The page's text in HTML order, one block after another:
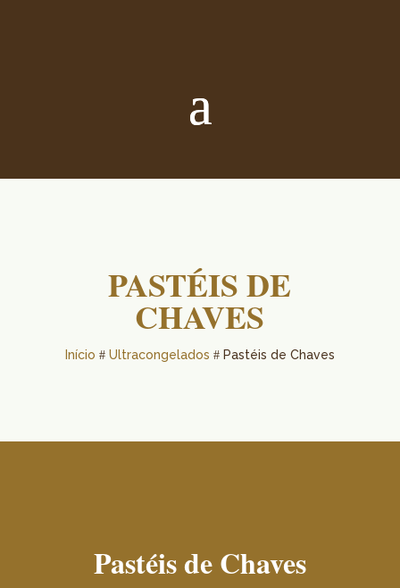
PASTÉIS DE
CHAVES
Início # Ultracongelados # Pastéis de Chaves
Pastéis de Chaves